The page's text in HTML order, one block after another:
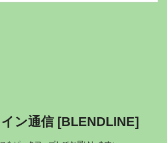
ン通信 [BLENDLINE]